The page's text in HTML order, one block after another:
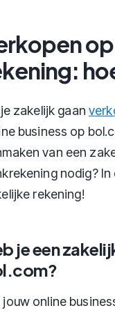
zakelijk gaan
business op
van een
nodig?
rekening!
je een
jouw online